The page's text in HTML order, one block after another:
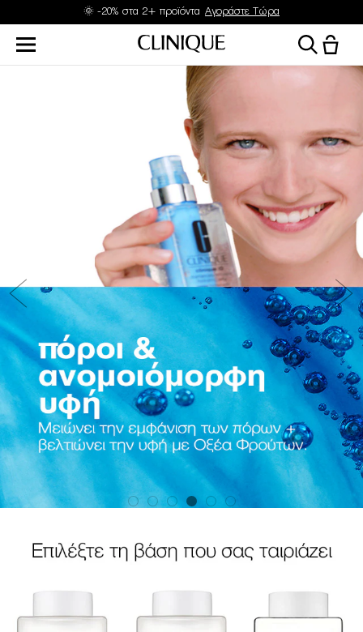
🌞 -20% στα 2+ προϊόντα Αγοράστε Τώρα